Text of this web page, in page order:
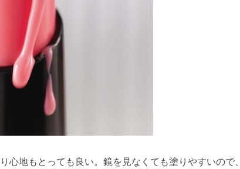
地もとっても良い。鏡を見なくても塗りやすいので、